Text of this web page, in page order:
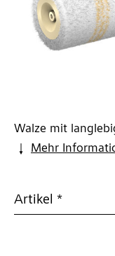
Walze mit
Mehr
Artikel *